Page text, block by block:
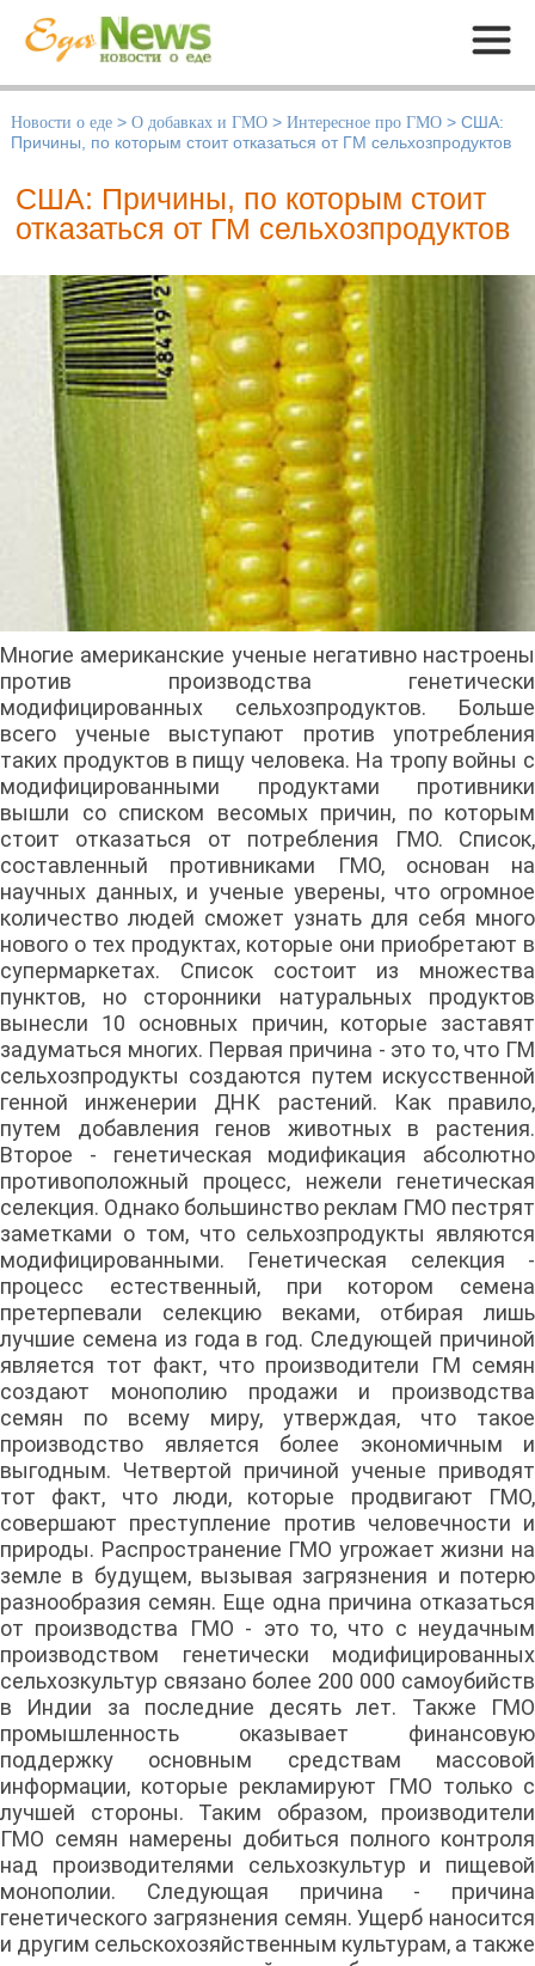
Меню
Новости о еде > О добавках и ГМО > Интересное про ГМО > США:
Причины, по которым стоит отказаться от ГМ сельхозпродуктов
США: Причины, по которым стоит
отказаться от ГМ сельхозпродуктов
Многие американские ученые негативно настроены
против производства генетически
модифицированных сельхозпродуктов. Больше
всего ученые выступают против употребления
таких продуктов в пищу человека. На тропу войны с
модифицированными продуктами противники
вышли со списком весомых причин, по которым
стоит отказаться от потребления ГМО. Список,
составленный противниками ГМО, основан на
научных данных, и ученые уверены, что огромное
количество людей сможет узнать для себя много
нового о тех продуктах, которые они приобретают в
супермаркетах. Список состоит из множества
пунктов, но сторонники натуральных продуктов
вынесли 10 основных причин, которые заставят
задуматься многих. Первая причина - это то, что ГМ
сельхозпродукты создаются путем искусственной
генной инженерии ДНК растений. Как правило,
путем добавления генов животных в растения.
Второе - генетическая модификация абсолютно
противоположный процесс, нежели генетическая
селекция. Однако большинство реклам ГМО пестрят
заметками о том, что сельхозпродукты являются
модифицированными. Генетическая селекция -
процесс естественный, при котором семена
претерпевали селекцию веками, отбирая лишь
лучшие семена из года в год. Следующей причиной
является тот факт, что производители ГМ семян
создают монополию продажи и производства
семян по всему миру, утверждая, что такое
производство является более экономичным и
выгодным. Четвертой причиной ученые приводят
тот факт, что люди, которые продвигают ГМО,
совершают преступление против человечности и
природы. Распространение ГМО угрожает жизни на
земле в будущем, вызывая загрязнения и потерю
разнообразия семян. Еще одна причина отказаться
от производства ГМО - это то, что с неудачным
производством генетически модифицированных
сельхозкультур связано более 200 000 самоубийств
в Индии за последние десять лет. Также ГМО
промышленность оказывает финансовую
поддержку основным средствам массовой
информации, которые рекламируют ГМО только с
лучшей стороны. Таким образом, производители
ГМО семян намерены добиться полного контроля
над производителями сельхозкультур и пищевой
монополии. Следующая причина - причина
генетического загрязнения семян. Ущерб наносится
и другим сельскохозяйственным культурам, а также